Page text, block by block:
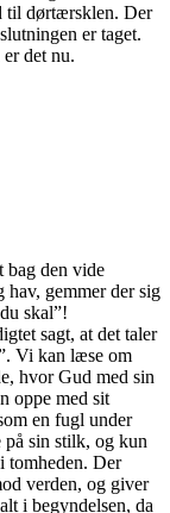
til dørtærsklen. Der
er taget.
det nu.
bag den vide
hav, gemmer der sig
skal”!
sagt, at det taler
Vi kan læse om
hvor Gud med sin
oppe med sit
en fugl under
sin stilk, og kun
tomheden. Der
verden, og giver
i begyndelsen, da